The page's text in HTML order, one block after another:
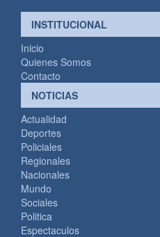
INSTITUCIONAL
Inicio
Quienes Somos
Contacto
NOTICIAS
Actualidad
Deportes
Policiales
Regionales
Nacionales
Mundo
Sociales
Politica
Espectaculos